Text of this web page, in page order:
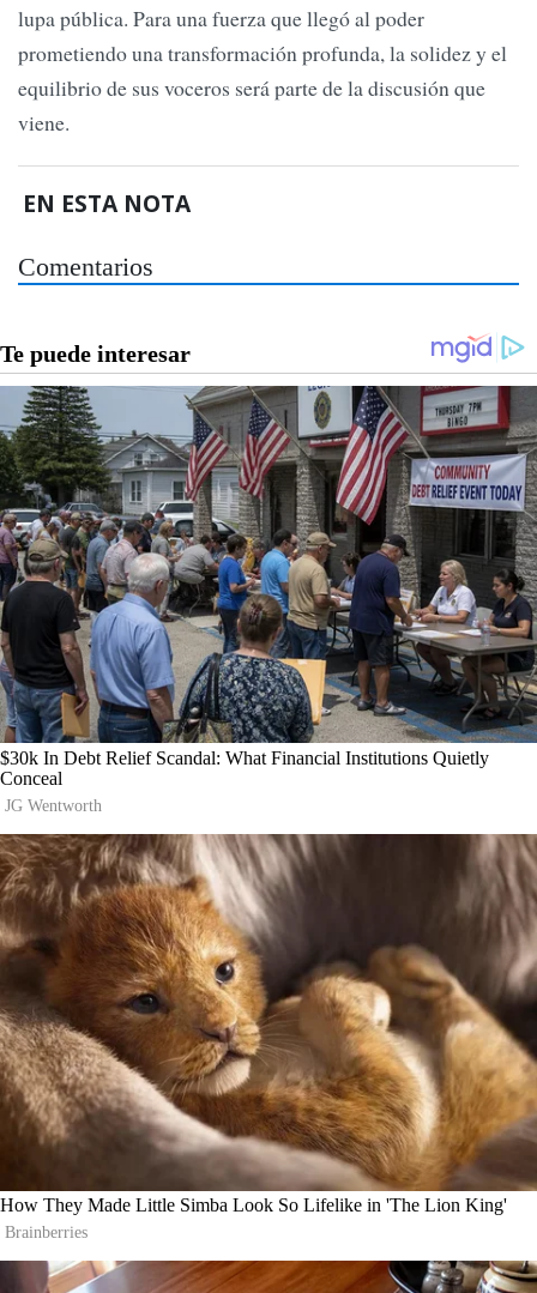
lupa pública. Para una fuerza que llegó al poder
prometiendo una transformación profunda, la solidez y el
equilibrio de sus voceros será parte de la discusión que
viene.
EN ESTA NOTA
Comentarios